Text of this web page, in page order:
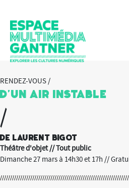
RENDEZ-VOUS /
D’un air instable
/
De Laurent Bigot
Théâtre d'objet // Tout public
Dimanche 27 mars à 14h30 et 17h //